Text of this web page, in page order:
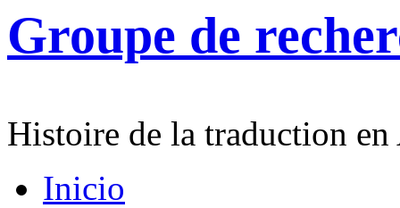
Groupe de
Histoire de la traduction
Inicio